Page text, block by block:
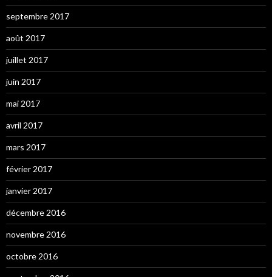
septembre 2017
août 2017
juillet 2017
juin 2017
mai 2017
avril 2017
mars 2017
février 2017
janvier 2017
décembre 2016
novembre 2016
octobre 2016